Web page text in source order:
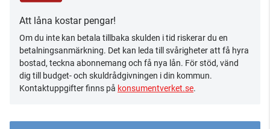
Att låna kostar pengar!
Om du inte kan betala tillbaka skulden i tid riskerar du en
betalningsanmärkning. Det kan leda till svårigheter att få hyra
bostad, teckna abonnemang och få nya lån. För stöd, vänd
dig till budget- och skuldrådgivningen i din kommun.
Kontaktuppgifter finns på konsumentverket.se.